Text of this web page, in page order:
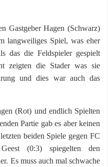
Gastgeber Hagen (Schwarz)
langweiliges Spiel, was eher
das die Feldspieler gespielt
zeigten die Stader was sie
und dies war auch das
(Rot) und endlich Spielten
Partie gab es aber keinen
beiden Spiele gegen FC
(0:3) spiegelten den
Es muss auch mal schwache